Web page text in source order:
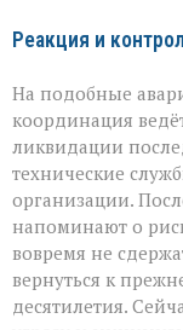
Реакция и
На подобные
координация
ликвидации
технические
организации.
напоминают о
вовремя не
вернуться к
десятилетия.